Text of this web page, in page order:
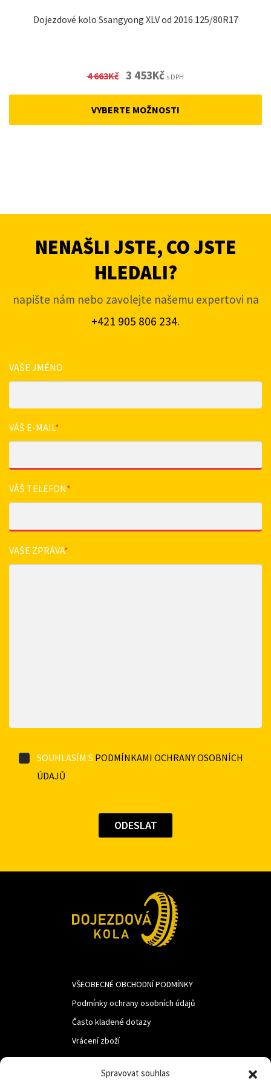
Spravovat souhlas
Dojezdové kolo Ssangyong XLV od 2016 125/80R17
4 663Kč Original
3 453KčCurrent
s DPH
VYBERTE MOŽNOSTI
NENAŠLI JSTE, CO JSTE
HLEDALI?
napište nám nebo zavolejte našemu expertovi na
+421 905 806 234.
VAŠE JMÉNO
VÁŠ E-MAIL*
VÁŠ TELEFON*
VAŠE ZPRÁVA*
SOUHLASÍM S PODMÍNKAMI OCHRANY OSOBNÍCH
ÚDAJŮ
VŠEOBECNÉ OBCHODNÍ PODMÍNKY
Podmínky ochrany osobních údajů
Často kladené dotazy
Vrácení zboží
LUF s.r.o.